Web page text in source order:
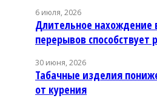
6 июля, 2026
Длительное нахождение
перерывов способствует
30 июня, 2026
Табачные изделия
от курения